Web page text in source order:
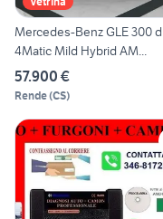
Mercedes-Benz GLE 300 d
4Matic Mild Hybrid AM...
57.900 €
Rende(CS)